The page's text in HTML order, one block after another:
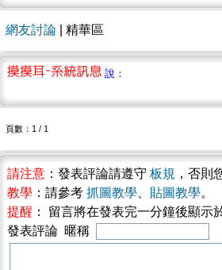
網友討論 | 精華區
說：
頁數：1 / 1
請注意 ：發表評論請遵守 板規 ，否則
教學 ：請參考 抓圖教學 貼圖教學。
提醒 ： 留言將在發表完一分鐘後顯
發表評論 暱稱